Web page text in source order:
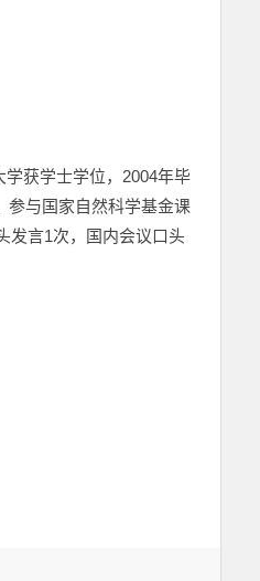
获学士学位，2004年毕
参与国家自然科学基金课
发言1次，国内会议口头